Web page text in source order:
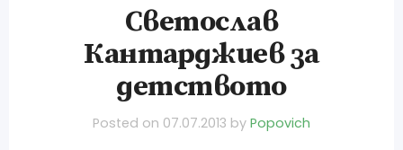
Светослав
Кантарджиев за
детството
Posted on 07.07.2013 by Popovich